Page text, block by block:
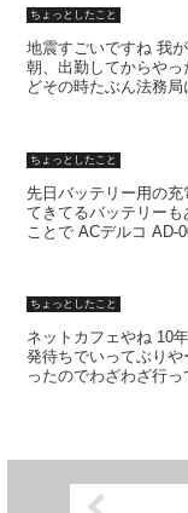
ちょっとしたこと
地震すごいですね 我
朝、出勤してからや
どその時たぶん法務
ちょっとしたこと
先日バッテリー用の
てきてるバッテリー
ことで ACデルコ AD-
ちょっとしたこと
ネットカフェやね 10
発待ちでいってぶり
ったのでわざわざ行